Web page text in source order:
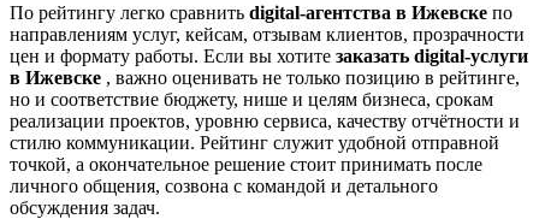
По рейтингу легко сравнить digital-агентства в Ижевске по
направлениям услуг, кейсам, отзывам клиентов, прозрачности
цен и формату работы. Если вы хотите заказать digital-услуги
в Ижевске , важно оценивать не только позицию в рейтинге,
но и соответствие бюджету, нише и целям бизнеса, срокам
реализации проектов, уровню сервиса, качеству отчётности и
стилю коммуникации. Рейтинг служит удобной отправной
точкой, а окончательное решение стоит принимать после
личного общения, созвона с командой и детального
обсуждения задач.